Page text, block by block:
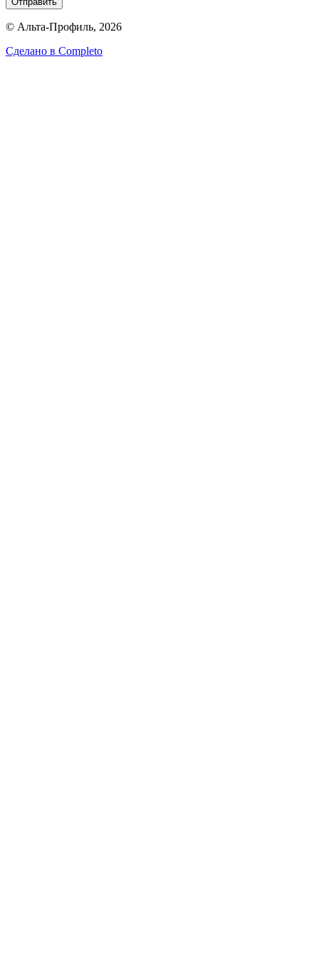
© Альта-Профиль, 2026
Сделано в Completo